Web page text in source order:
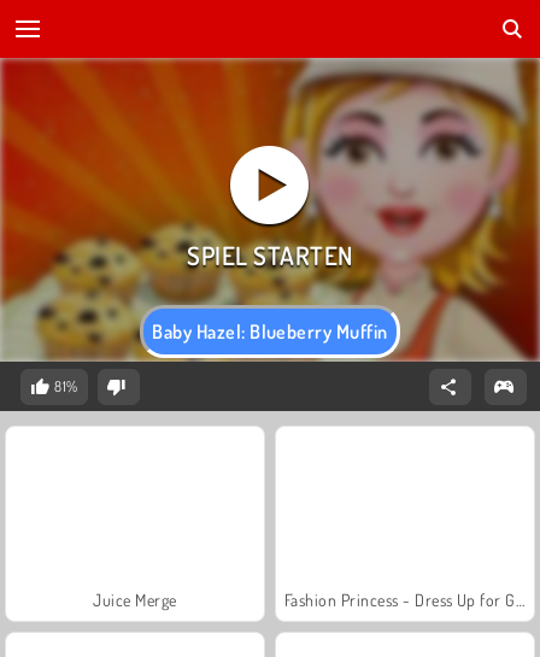
Baby Hazel: Blueberry Muffin
81%
Juice Merge